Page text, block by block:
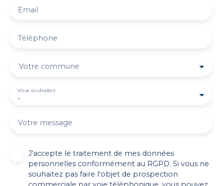
Email
Téléphone
Votre commune
-
Vous souhaitez
Votre message
J'accepte le traitement de mes données
personnelles conformément au RGPD. Si vous ne
souhaitez pas faire l'objet de prospection